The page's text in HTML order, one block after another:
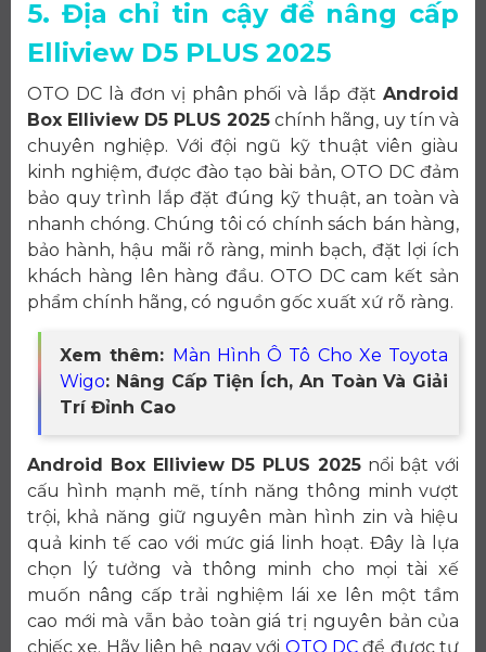
5. Địa chỉ tin cậy để nâng cấp
Elliview D5 PLUS 2025
OTO DC là đơn vị phân phối và lắp đặt Android
Box Elliview D5 PLUS 2025 chính hãng, uy tín và
chuyên nghiệp. Với đội ngũ kỹ thuật viên giàu
kinh nghiệm, được đào tạo bài bản, OTO DC đảm
bảo quy trình lắp đặt đúng kỹ thuật, an toàn và
nhanh chóng. Chúng tôi có chính sách bán hàng,
bảo hành, hậu mãi rõ ràng, minh bạch, đặt lợi ích
khách hàng lên hàng đầu. OTO DC cam kết sản
phẩm chính hãng, có nguồn gốc xuất xứ rõ ràng.
Xem thêm: Màn Hình Ô Tô Cho Xe Toyota
Wigo: Nâng Cấp Tiện Ích, An Toàn Và Giải
Trí Đỉnh Cao
Android Box Elliview D5 PLUS 2025nổi bật với
cấu hình mạnh mẽ, tính năng thông minh vượt
trội, khả năng giữ nguyên màn hình zin và hiệu
quả kinh tế cao với mức giá linh hoạt. Đây là lựa
chọn lý tưởng và thông minh cho mọi tài xế
muốn nâng cấp trải nghiệm lái xe lên một tầm
cao mới mà vẫn bảo toàn giá trị nguyên bản của
chiếc xe. Hãy liên hệ ngay với OTO DCđể được tư